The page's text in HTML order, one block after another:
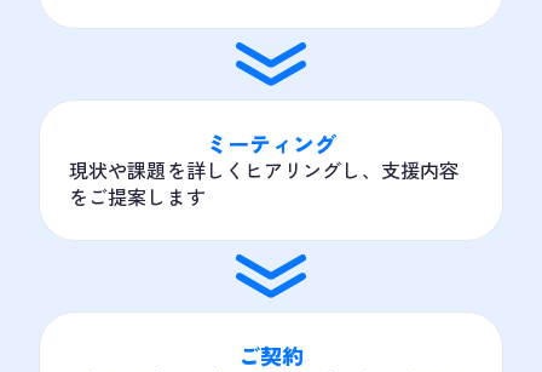
ミーティング
現状や課題を詳しくヒアリングし、支援内容
をご提案します
ご契約